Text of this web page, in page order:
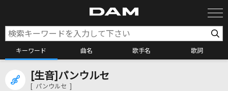
キーワード 曲名 歌手名 歌詞
カラオケ検索
[生音]パンウルセ
[ パンウルセ ]